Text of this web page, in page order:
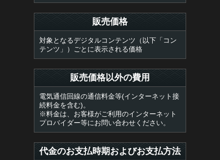
販売価格
対象となるデジタルコンテンツ（以下「コン
テンツ」）ごとに表示される価格
販売価格以外の費用
電気通信回線の通信料金等(インターネット接
続料金を含む)。
※料金は、お客様がご利用のインターネット
プロバイダー等にお問い合わせください。
代金のお支払時期およびお支払方法